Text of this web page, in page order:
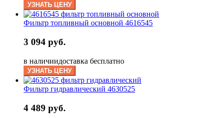
УЗНАТЬ ЦЕНУ
Фильтр топливный основной 4616545
3 094 руб.
в наличиидоставка бесплатно
УЗНАТЬ ЦЕНУ
Фильтр гидравлический 4630525
4 489 руб.